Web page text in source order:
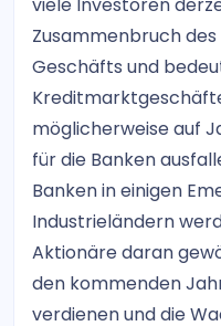
Zusammenbruch
Geschäfts und
möglicherweise auf
für die Banken
Banken in einigen
Industrieländern
Aktionäre daran
den kommenden
verdienen und die